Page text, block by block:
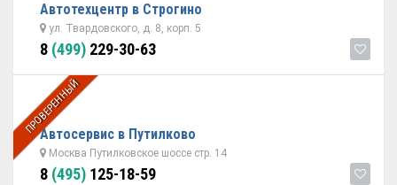
Автотехцентр в Строгино
ул. Твардовского, д. 8, корп. 5
8 (499) 229-30-63
ПРОВЕРЕННЫЙ
Автосервис в Путилково
Москва Путилковское шоссе стр. 14
8 (495) 125-18-59